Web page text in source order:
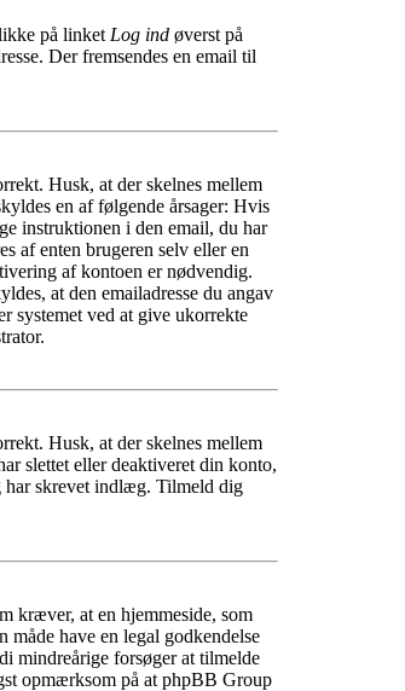
på linket Log ind øverst på
Der fremsendes en email til
Husk, at der skelnes mellem
en af følgende årsager: Hvis
instruktionen i den email, du har
af enten brugeren selv eller en
af kontoen er nødvendig.
at den emailadresse du angav
systemet ved at give ukorrekte
Husk, at der skelnes mellem
slettet eller deaktiveret din konto,
har skrevet indlæg. Tilmeld dig
kræver, at en hjemmeside, som
have en legal godkendelse
mindreårige forsøger at tilmelde
opmærksom på at phpBB Group